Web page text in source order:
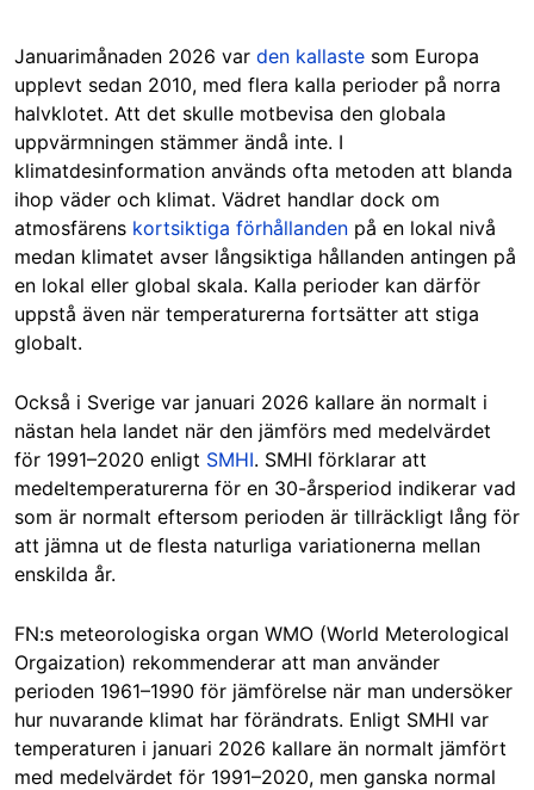
Januarimånaden 2026 var den kallaste som Europa
upplevt sedan 2010, med flera kalla perioder på norra
halvklotet. Att det skulle motbevisa den globala
uppvärmningen stämmer ändå inte. I
klimatdesinformation används ofta metoden att blanda
ihop väder och klimat. Vädret handlar dock om
atmosfärens kortsiktiga förhållanden på en lokal nivå
medan klimatet avser långsiktiga hållanden antingen på
en lokal eller global skala. Kalla perioder kan därför
uppstå även när temperaturerna fortsätter att stiga
globalt.
Också i Sverige var januari 2026 kallare än normalt i
nästan hela landet när den jämförs med medelvärdet
för 1991–2020 enligt SMHI. SMHI förklarar att
medeltemperaturerna för en 30-årsperiod indikerar vad
som är normalt eftersom perioden är tillräckligt lång för
att jämna ut de flesta naturliga variationerna mellan
enskilda år.
FN:s meteorologiska organ WMO (World Meterological
Orgaization) rekommenderar att man använder
perioden 1961–1990 för jämförelse när man undersöker
hur nuvarande klimat har förändrats. Enligt SMHI var
temperaturen i januari 2026 kallare än normalt jämfört
med medelvärdet för 1991–2020, men ganska normal